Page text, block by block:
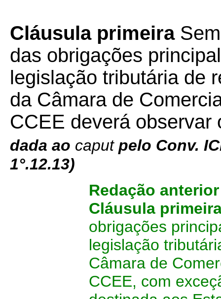
Cláusula primeiraSem
das obrigações
legislação tributária de
da Câmara de
CCEE deverá
dada ao caputpelo Conv.
1°.12.13)
Redação
Cláusula
obrigações
legislação
Câmara de
CCEE, com